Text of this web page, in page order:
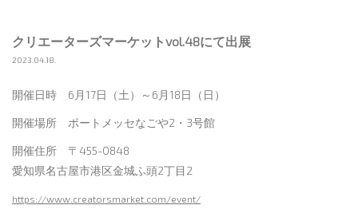
クリエーターズマーケットvol.48にて出展
2023.04.18.
開催日時 6月17日（土）～6月18日（日）
開催場所 ポートメッセなごや2・3号館
開催住所 〒455-0848
愛知県名古屋市港区金城ふ頭2丁目2
https://www.creatorsmarket.com/event/